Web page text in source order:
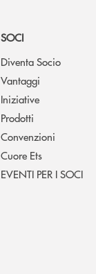
SOCI
Diventa Socio
Vantaggi
Iniziative
Prodotti
Convenzioni
Cuore Ets
EVENTI PER I SOCI